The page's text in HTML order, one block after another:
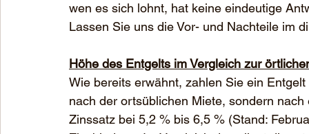
wen es sich lohnt, hat keine eindeutige
Lassen Sie uns die Vor- und Nachteile im
Höhe des Entgelts im Vergleich zur
Wie bereits erwähnt, zahlen Sie ein
nach der ortsüblichen Miete, sondern
Zinssatz bei 5,2 % bis 6,5 % (Stand: